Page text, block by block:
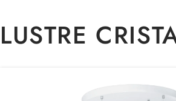
LUSTRE